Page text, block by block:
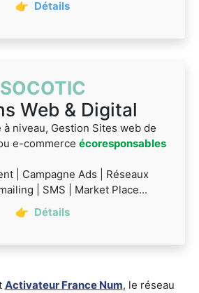
👉 Détails
SOCOTIC
Web & Digital
à niveau, Gestion Sites web de
e-commerce écoresponsables
| Campagne Ads | Réseaux
| SMS | Market Place...
👉 Détails
Activateur France Num, le réseau